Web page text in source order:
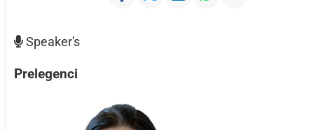
Speaker's
Prelegenci